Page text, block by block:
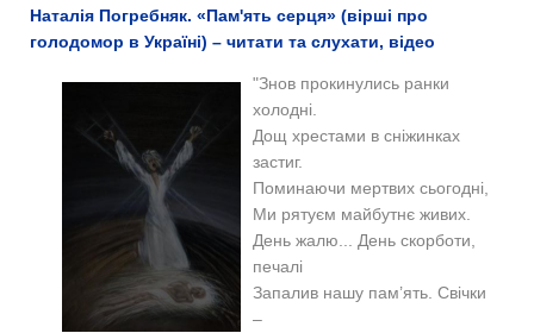
Наталія Погребняк. «Пам'ять серця» (вірші про
голодомор в Україні) – читати та слухати, відео
"Знов прокинулись ранки
холодні.
Дощ хрестами в сніжинках
застиг.
Поминаючи мертвих сьогодні,
Ми рятуєм майбутнє живих.
День жалю... День скорботи,
печалі
Запалив нашу пам’ять. Свічки
–